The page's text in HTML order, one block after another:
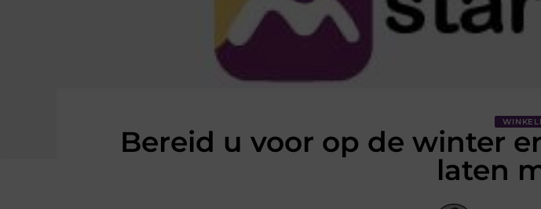
Bereid u voor op de winter
laten